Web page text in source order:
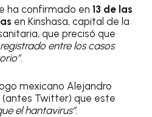
ha confirmado en13 de las
en Kinshasa, capital de la
que precisó que
entre los casos
mexicano Alejandro
Twitter) que este
el hantavirus”.